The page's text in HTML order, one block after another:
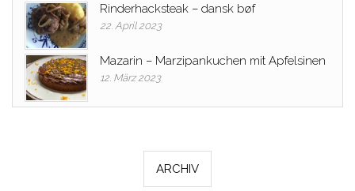
Rinderhacksteak – dansk bøf
22. April 2023
Mazarin – Marzipankuchen mit Apfelsinen
12. März 2023
ARCHIV